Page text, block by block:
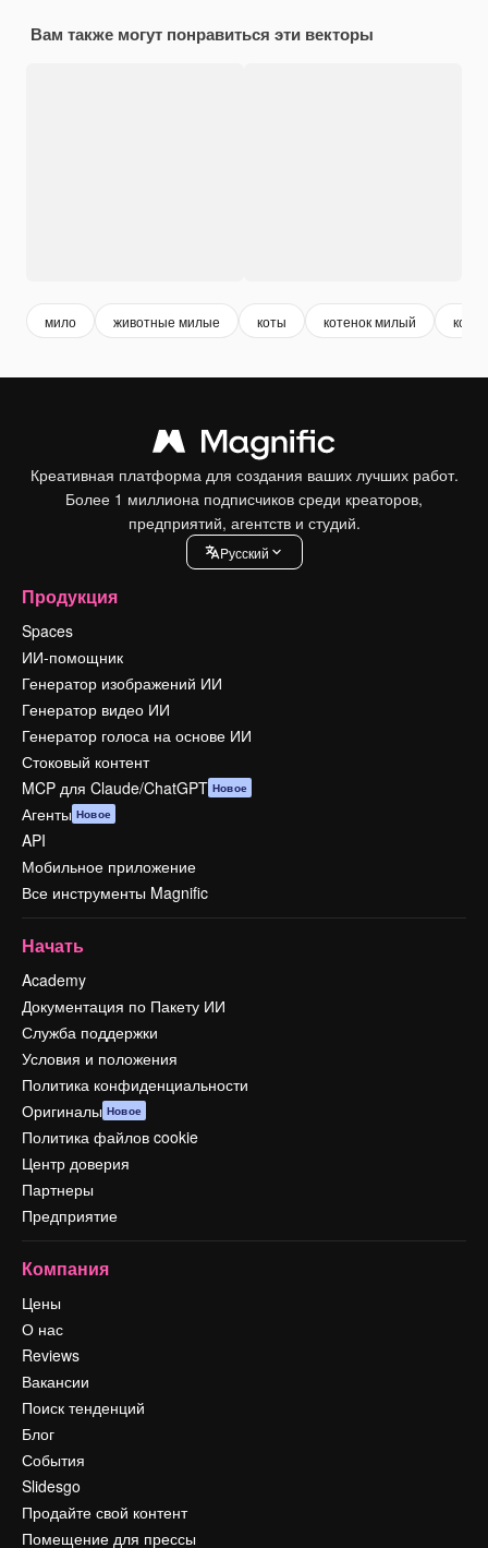
Вам также могут понравиться эти векторы
мило животные милые коты котенок милый
Креативная платформа для создания ваших лучших работ.
Более 1 миллиона подписчиков среди креаторов,
предприятий, агентств и студий.
Pусский
Продукция
Spaces
ИИ-помощник
Генератор изображений ИИ
Генератор видео ИИ
Генератор голоса на основе ИИ
Стоковый контент
MCP для Claude/ChatGPT Новое
Агенты Новое
API
Мобильное приложение
Все инструменты Magnific
Начать
Academy
Документация по Пакету ИИ
Служба поддержки
Условия и положения
Политика конфиденциальности
Оригиналы Новое
Политика файлов cookie
Центр доверия
Партнеры
Предприятие
Компания
Цены
О нас
Reviews
Вакансии
Поиск тенденций
Блог
События
Slidesgo
Продайте свой контент
Помещение для прессы